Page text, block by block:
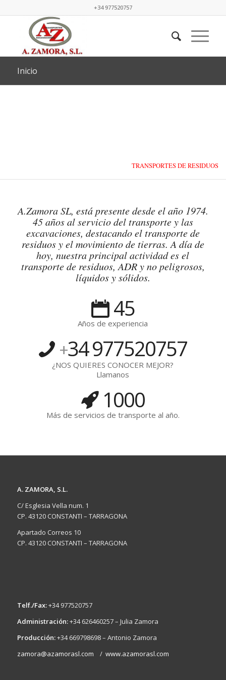
+34 977520757
Inicio
TRANSPORTES DE RESIDUOS
A.Zamora SL, está presente desde el año 1974.
45 años al servicio del transporte y las
excavaciones, destacando el transporte de
residuos y el movimiento de tierras. A día de
hoy, nuestra principal actividad es el
transporte de residuos, ADR y no peligrosos,
líquidos y sólidos.
45
Años de experiencia
+34977520757
¿NOS QUIERES CONOCER MEJOR?
Llamanos
1000
Más de servicios de transporte al año.
A. ZAMORA, S.L.
C/ Esglesia Vella num. 1
CP. 43120 CONSTANTI – TARRAGONA
Apartado Correos 10
CP. 43120 CONSTANTI – TARRAGONA
Telf./Fax:+34 977520757
Administración:+34 626460257 – Julia Zamora
Producción:+34 669798698 – Antonio Zamora
zamora@azamorasl.com / www.azamorasl.com